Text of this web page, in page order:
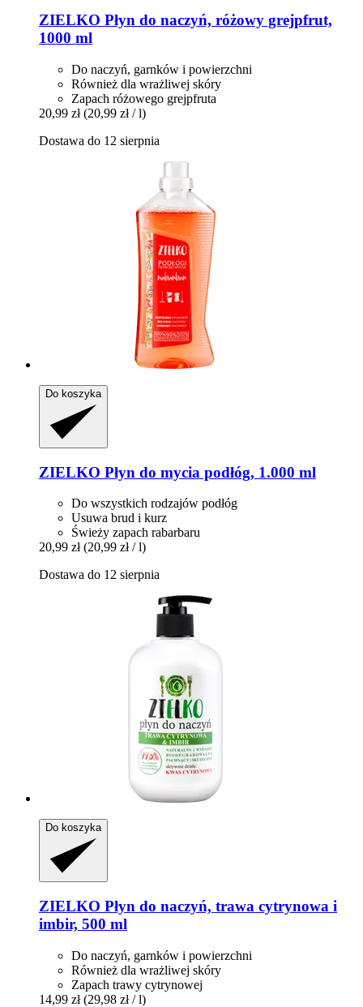
ZIELKO Płyn do naczyń, różowy grejpfrut,
1000 ml
Do naczyń, garnków i powierzchni
Również dla wrażliwej skóry
Zapach różowego grejpfruta
20,99 zł (20,99 zł / l)
Dostawa do 12 sierpnia
Do koszyka
ZIELKO Płyn do mycia podłóg, 1.000 ml
Do wszystkich rodzajów podłóg
Usuwa brud i kurz
Świeży zapach rabarbaru
20,99 zł (20,99 zł / l)
Dostawa do 12 sierpnia
Do koszyka
ZIELKO Płyn do naczyń, trawa cytrynowa i
imbir, 500 ml
Do naczyń, garnków i powierzchni
Również dla wrażliwej skóry
Zapach trawy cytrynowej
14,99 zł (29,98 zł / l)